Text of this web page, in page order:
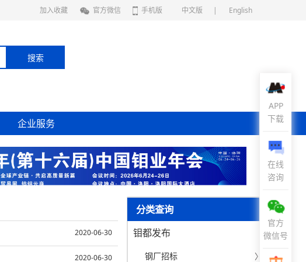
加入收藏 官方微信 手机版 中文版 | English
企业服务
分类查询
钼都发布
钢厂招标 〉
2020-06-30
2020-06-30
APP
下载
在线
咨询
官方
微信号